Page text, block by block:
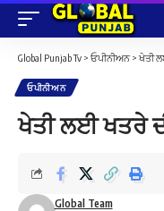
Global Punjab Tv > ਓਪੀਨੀਅਨ > ਖੇਤੀ
ਓਪੀਨੀਅਨ
ਖੇਤੀ ਲਈ ਖਤਰੇ
Global Team